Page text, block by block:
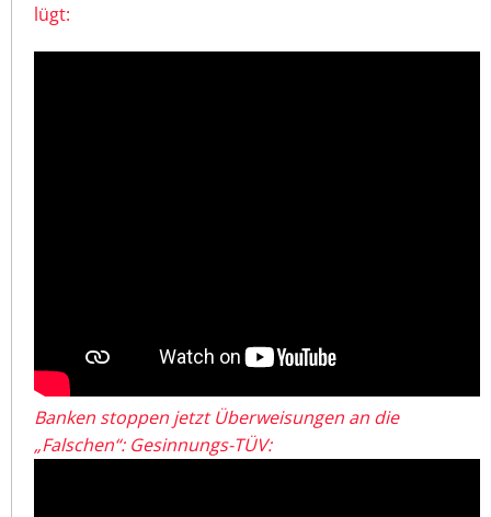
lügt:
Banken stoppen jetzt Überweisungen an die
„Falschen“: Gesinnungs-TÜV: